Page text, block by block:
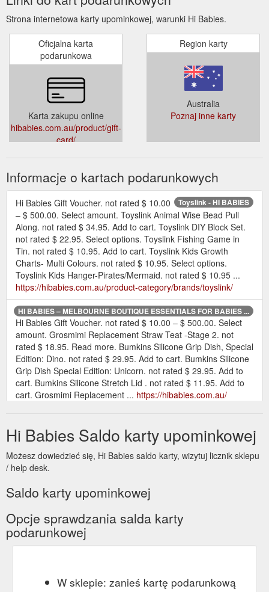
Strona internetowa karty upominkowej, warunki Hi Babies.
Oficjalna karta
podarunkowa
Karta zakupu online
hibabies.com.au/product/gift-
card/
Region karty
Australia
Poznaj inne karty
Informacje o kartach podarunkowych
Toyslink - HI BABIES
Hi Babies Gift Voucher. not rated $ 10.00
– $ 500.00. Select amount. Toyslink Animal Wise Bead Pull
Along. not rated $ 34.95. Add to cart. Toyslink DIY Block Set.
not rated $ 22.95. Select options. Toyslink Fishing Game in
Tin. not rated $ 10.95. Add to cart. Toyslink Kids Growth
Charts- Multi Colours. not rated $ 10.95. Select options.
Toyslink Kids Hanger-Pirates/Mermaid. not rated $ 10.95 ...
https://hibabies.com.au/product-category/brands/toyslink/
HI BABIES – MELBOURNE BOUTIQUE ESSENTIALS FOR BABIES ...
Hi Babies Gift Voucher. not rated $ 10.00 – $ 500.00. Select
amount. Grosmimi Replacement Straw Teat -Stage 2. not
rated $ 18.95. Read more. Bumkins Silicone Grip Dish, Special
Edition: Dino. not rated $ 29.95. Add to cart. Bumkins Silicone
Grip Dish Special Edition: Unicorn. not rated $ 29.95. Add to
cart. Bumkins Silicone Stretch Lid . not rated $ 11.95. Add to
cart. Grosmimi Replacement ... https://hibabies.com.au/
not rated $ 10.00 – $ 500.00. Select amount. B Box Feeding
Set. not rated $ 29.95. Select options. B Box Sport Spout
Bottle (new) not rated $ 19.95. Select options. B Box Bowl XL
+ Straw- Strawberry. not rated $ 12.95. Read more. B Box
Insulated Food Jar. not rated $ 34.95. Select options.
Products. Art ...
https://hibabies.com.au/product/b-box-hello-
kitty-lunchbox/
Hi Babies Gift Voucher. not rated $
Potty Transitions. not rated $ 79.99. Read more. Summer
Infant Step-By-Step Potty. not rated $ 59.99. Select options.
Hi Babies Saldo karty upominkowej
Możesz dowiedzieć się, Hi Babies saldo karty, wizytuj licznik sklepu
/ help desk.
Saldo karty upominkowej
Opcje sprawdzania salda karty
podarunkowej
W sklepie: zanieś kartę podarunkową